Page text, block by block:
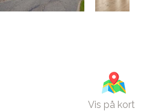
Vis på kort